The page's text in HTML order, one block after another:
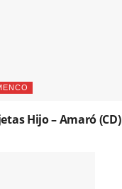
Hijo – Amaró (CD)